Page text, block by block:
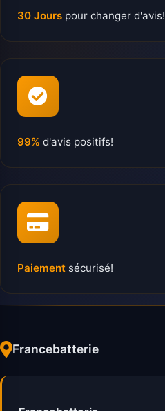
30 Jours pour changer d'avis!
99% d'avis positifs!
Paiement sécurisé!
Francebatterie